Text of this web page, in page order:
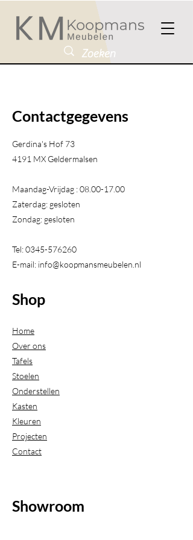
Contactgegevens
Gerdina's Hof 73
4191 MX Geldermalsen​
Maandag-Vrijdag :08.00-17.00
Zaterdag: gesloten
Zondag: gesloten
Tel:0345-576260
E-mail: info@koopmansmeubelen.nl
Shop
Home
Over ons
Tafels
Stoelen
Onderstellen
Kasten
Kleuren
Projecten
Contact
Showroom